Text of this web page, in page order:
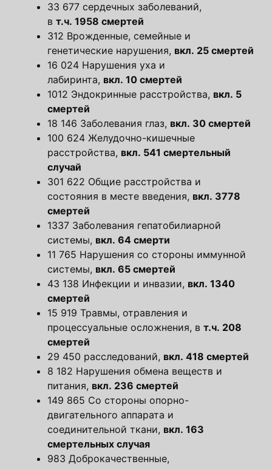
33 677 сердечных заболеваний,
в т.ч. 1958 смертей
312 Врожденные, семейные и
генетические нарушения, вкл. 25 смертей
16 024 Нарушения уха и
лабиринта, вкл. 10 смертей
1012 Эндокринные расстройства, вкл. 5
смертей
18 146 Заболевания глаз, вкл. 30 смертей
100 624 Желудочно-кишечные
расстройства, вкл. 541 смертельный
случай
301 622 Общие расстройства и
состояния в месте введения, вкл. 3778
смертей
1337 Заболевания гепатобилиарной
системы, вкл. 64 смерти
11 765 Нарушения со стороны иммунной
системы, вкл. 65 смертей
43 138 Инфекции и инвазии, вкл. 1340
смертей
15 919 Травмы, отравления и
процессуальные осложнения, в т.ч. 208
смертей
29 450 расследований, вкл. 418 смертей
8 182 Нарушения обмена веществ и
питания, вкл. 236 смертей
149 865 Со стороны опорно-
двигательного аппарата и
соединительной ткани, вкл. 163
смертельных случая
983 Доброкачественные,